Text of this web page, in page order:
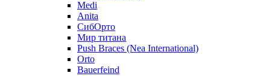
Medi
Anita
СибОрто
Мир титана
Push Braces (Nea International)
Orto
Bauerfeind